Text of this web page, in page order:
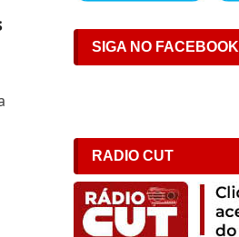
SIGA NO FACEBOOK
RADIO CUT